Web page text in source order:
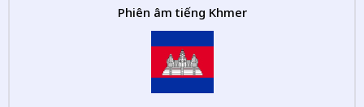
Phiên âm tiếng Khmer